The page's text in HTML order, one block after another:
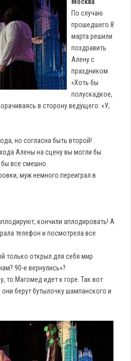
По случаю
прошедшего 8
марта решили
поздравить
Алену с
праздником.
«Хоть бы
полускадкое,
в сторону ведущего: «У,
но согласна быть второй!
Алены на сцену вы могли бы
все смешно.
муж немного переиграл в
кончили аплодировать! А
телефон и посмотрела все
только открыл для себя мир
90-е вернулись»?
то Магомед идет к горе. Так вот
берут бутылочку шампанского и